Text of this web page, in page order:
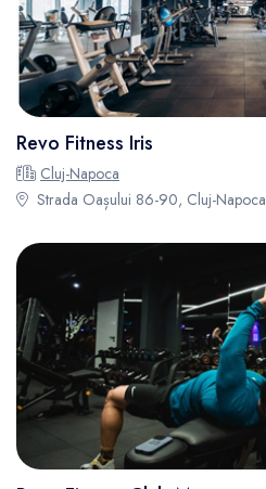
Revo Fitness Iris
Cluj-Napoca
Strada Oașului 86-90, Cluj-Napoca